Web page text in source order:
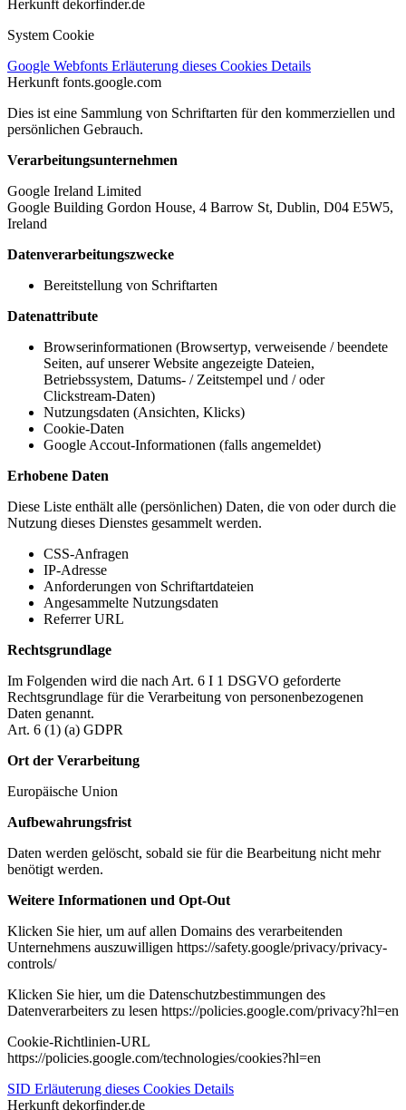
Herkunft dekorfinder.de
System Cookie
Google Webfonts Erläuterung dieses Cookies Details
Herkunft fonts.google.com
Dies ist eine Sammlung von Schriftarten für den kommerziellen und
persönlichen Gebrauch.
Verarbeitungsunternehmen
Google Ireland Limited
Google Building Gordon House, 4 Barrow St, Dublin, D04 E5W5,
Ireland
Datenverarbeitungszwecke
Bereitstellung von Schriftarten
Datenattribute
Browserinformationen (Browsertyp, verweisende / beendete
Seiten, auf unserer Website angezeigte Dateien,
Betriebssystem, Datums- / Zeitstempel und / oder
Clickstream-Daten)
Nutzungsdaten (Ansichten, Klicks)
Cookie-Daten
Google Accout-Informationen (falls angemeldet)
Erhobene Daten
Diese Liste enthält alle (persönlichen) Daten, die von oder durch die
Nutzung dieses Dienstes gesammelt werden.
CSS-Anfragen
IP-Adresse
Anforderungen von Schriftartdateien
Angesammelte Nutzungsdaten
Referrer URL
Rechtsgrundlage
Im Folgenden wird die nach Art. 6 I 1 DSGVO geforderte
Rechtsgrundlage für die Verarbeitung von personenbezogenen
Daten genannt.
Art. 6 (1) (a) GDPR
Ort der Verarbeitung
Europäische Union
Aufbewahrungsfrist
Daten werden gelöscht, sobald sie für die Bearbeitung nicht mehr
benötigt werden.
Weitere Informationen und Opt-Out
Klicken Sie hier, um auf allen Domains des verarbeitenden
Unternehmens auszuwilligen https://safety.google/privacy/privacy-
controls/
Klicken Sie hier, um die Datenschutzbestimmungen des
Datenverarbeiters zu lesen https://policies.google.com/privacy?hl=en
Cookie-Richtlinien-URL
https://policies.google.com/technologies/cookies?hl=en
SID Erläuterung dieses Cookies Details
Herkunft dekorfinder.de